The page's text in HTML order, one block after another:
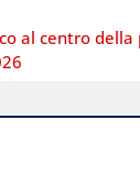
al centro della